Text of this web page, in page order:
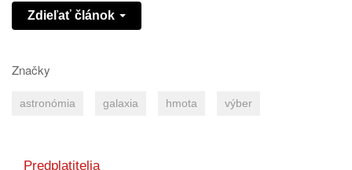
Zdieľať článok
Značky
astronómia galaxia hmota výber
Predplatitelia